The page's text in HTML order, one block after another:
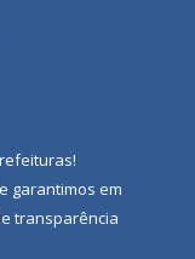
!
garantimos em
transparência